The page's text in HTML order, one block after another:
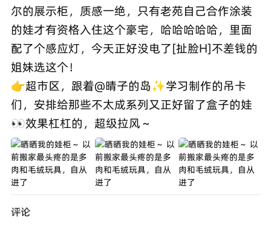
尔的展示柜，质感一绝，只有老苑自己合作涂装
的娃才有资格入住这个豪宅，哈哈哈哈哈，里面
配了个感应灯，今天正好没电了[扯脸H]不差钱的
姐妹选这个！
👉超市区，跟着@晴子的岛✨学习制作的吊卡
们，安排给那些不太成系列又正好留了盒子的娃
👀效果杠杠的，超级拉风～
评论